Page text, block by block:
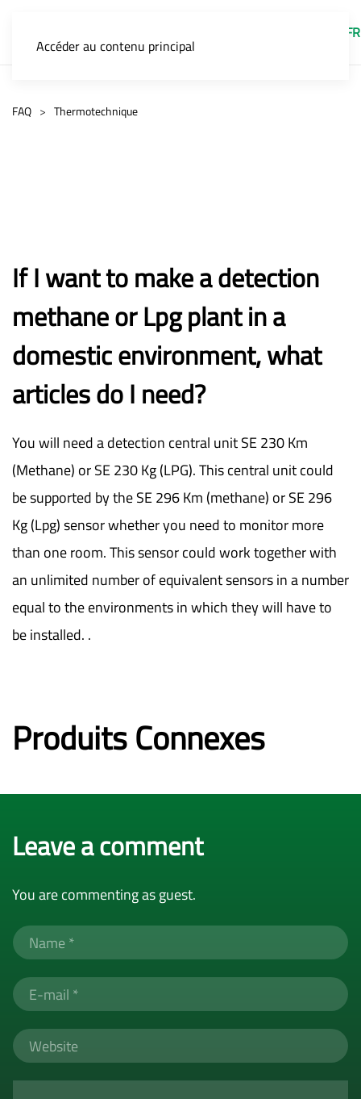
Accéder au contenu principal
FR
FAQ Thermotechnique
If I want to make a detection
methane or Lpg plant in a
domestic environment, what
articles do I need?
You will need a detection central unit SE 230 Km
(Methane) or SE 230 Kg (LPG). This central unit could
be supported by the SE 296 Km (methane) or SE 296
Kg (Lpg) sensor whether you need to monitor more
than one room. This sensor could work together with
an unlimited number of equivalent sensors in a number
equal to the environments in which they will have to
be installed. .
Produits Connexes
Leave a comment
You are commenting as guest.